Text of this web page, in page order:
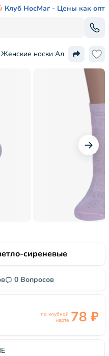
Клуб НосМаг - Цены как опт
Женские носки Альтаир
сиреневые
0 Вопросов
по клубной
карте 78 ₽